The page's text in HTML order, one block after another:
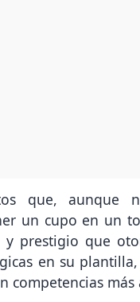
que, aunque
un cupo en un
y prestigio que
en su
competencias